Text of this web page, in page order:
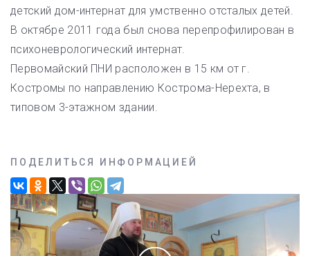
детский дом-интернат для умственно отсталых детей.
В октябре 2011 года был снова перепрофилирован в
психоневрологический интернат.
Первомайский ПНИ расположен в 15 км от г.
Костромы по направлению Кострома-Нерехта, в
типовом 3-этажном здании.
ПОДЕЛИТЬСЯ ИНФОРМАЦИЕЙ